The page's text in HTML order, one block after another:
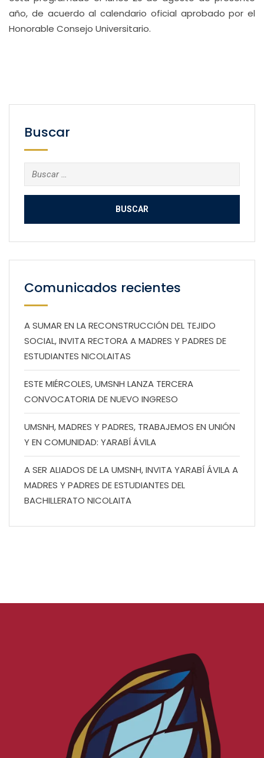
año, de acuerdo al calendario oficial aprobado por el
Honorable Consejo Universitario.
Buscar
Buscar:
Comunicados recientes
A SUMAR EN LA RECONSTRUCCIÓN DEL TEJIDO
SOCIAL, INVITA RECTORA A MADRES Y PADRES DE
ESTUDIANTES NICOLAITAS
ESTE MIÉRCOLES, UMSNH LANZA TERCERA
CONVOCATORIA DE NUEVO INGRESO
UMSNH, MADRES Y PADRES, TRABAJEMOS EN UNIÓN
Y EN COMUNIDAD: YARABÍ ÁVILA
A SER ALIADOS DE LA UMSNH, INVITA YARABÍ ÁVILA A
MADRES Y PADRES DE ESTUDIANTES DEL
BACHILLERATO NICOLAITA